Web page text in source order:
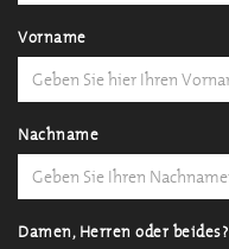
Vorname
Nachname
Damen, Herren oder beides?